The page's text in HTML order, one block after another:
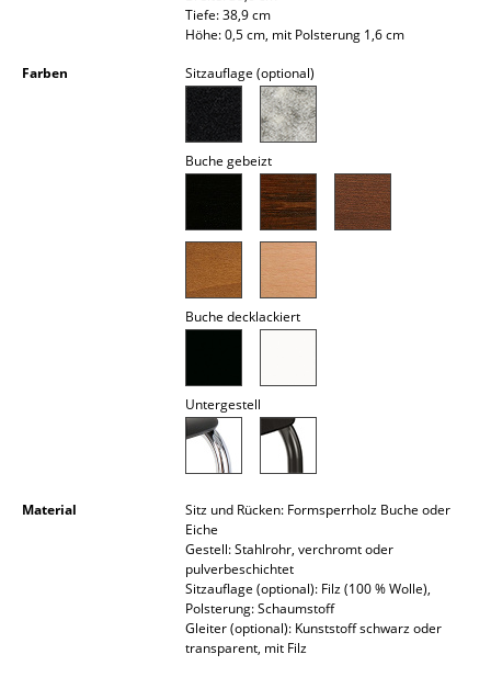
Teppiche
... alle Accessoires
Tiefe: 38,9 cm
Höhe: 0,5 cm, mit Polsterung 1,6 cm
Farben Sitzauflage (optional)
Buche gebeizt
Buche decklackiert
Untergestell
Material
Sitz und Rücken: Formsperrholz Buche oder
Eiche
Gestell: Stahlrohr, verchromt oder
pulverbeschichtet
Sitzauflage (optional): Filz (100 % Wolle),
Polsterung: Schaumstoff
Gleiter (optional): Kunststoff schwarz oder
transparent, mit Filz